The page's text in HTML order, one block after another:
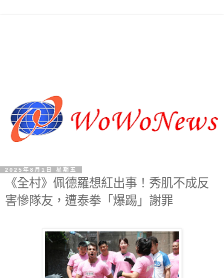
2025年8月1日 星期五
《全村》佩德羅想紅出事！秀肌不成反
害慘隊友，遭泰拳「爆踢」謝罪